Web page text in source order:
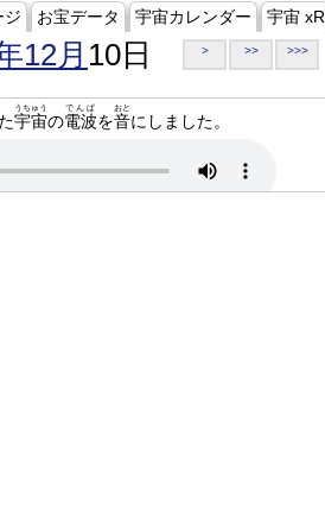
ジ お宝データ 宇宙カレンダー 宇宙 xR
12月 10日 > >> >>>
宇宙
うちゅう
の電波
でんぱ
を音
おと
にしました。